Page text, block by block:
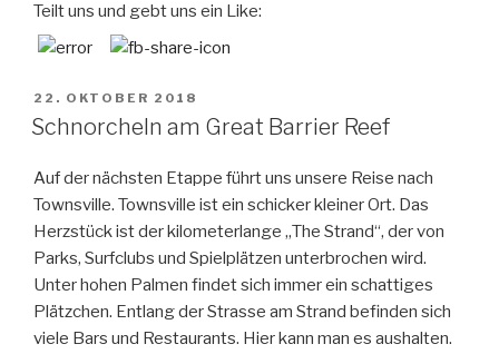
Teilt uns und gebt uns ein Like:
VERÖFFENTLICHT
AM
22. OKTOBER 2018
Schnorcheln am Great Barrier Reef
Auf der nächsten Etappe führt uns unsere Reise nach
Townsville. Townsville ist ein schicker kleiner Ort. Das
Herzstück ist der kilometerlange „The Strand“, der von
Parks, Surfclubs und Spielplätzen unterbrochen wird.
Unter hohen Palmen findet sich immer ein schattiges
Plätzchen. Entlang der Strasse am Strand befinden sich
viele Bars und Restaurants. Hier kann man es aushalten.